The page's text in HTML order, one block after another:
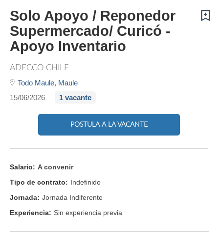
Solo Apoyo / Reponedor
Supermercado/ Curicó -
Apoyo Inventario
ADECCO CHILE
Todo Maule, Maule
15/06/2026
1 vacante
POSTULA A LA VACANTE
Salario: A convenir
Tipo de contrato: Indefinido
Jornada: Jornada Indiferente
Experiencia: Sin experiencia previa